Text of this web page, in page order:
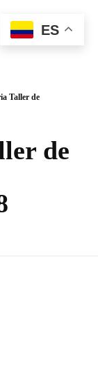
Taller de
de
ES